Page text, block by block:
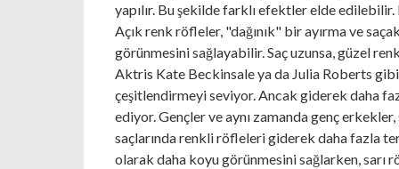
yapılır. Bu şekilde farklı efektler elde
Açık renk röfleler, "dağınık" bir ayırma ve
görünmesini sağlayabilir. Saç uzunsa, güzel
Aktris Kate Beckinsale ya da Julia Roberts
çeşitlendirmeyi seviyor. Ancak giderek daha
ediyor. Gençler ve aynı zamanda genç
saçlarında renkli röfleleri giderek daha fazla
olarak daha koyu görünmesini sağlarken, sarı